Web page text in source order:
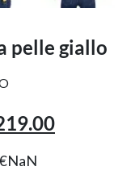
pelle giallo
NaN